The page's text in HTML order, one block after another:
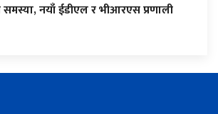
नयाँ ईडीएल र भीआरएस प्रणाली